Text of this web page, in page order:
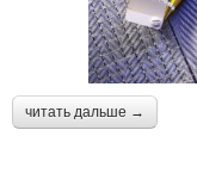
читать дальше →